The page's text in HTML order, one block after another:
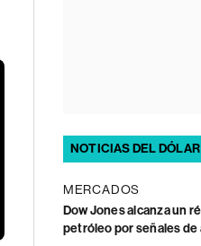
NOTICIAS DEL
MERCADOS
Dow Jones alcanza un
petróleo por señales de